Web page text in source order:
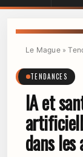
Le Mague»
TENDANCES
IA et
dans les